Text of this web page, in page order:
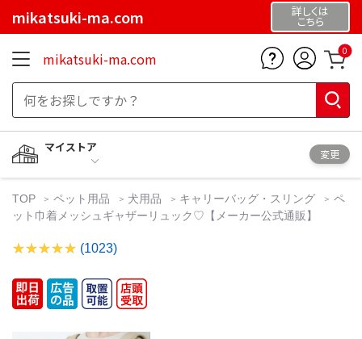
mikatsuki-ma.com 詳しくは
こちら
mikatsuki-ma.com 0
マイストア
変更
TOP ペット用品 犬用品 キャリーバッグ・スリング
ペ
ット巾着メッシュギャザーリュック♡【メーカー公式通販】
(1023)